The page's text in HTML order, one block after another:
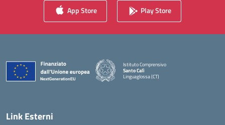
App Store Play Store
Istituto Comprensivo
Santo Calì
Linguaglossa (CT)
— Visita la pagina iniziale della scuola
Link Esterni